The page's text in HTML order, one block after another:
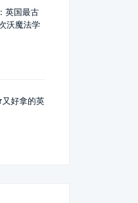
英国最古
沃魔法学
好拿的英